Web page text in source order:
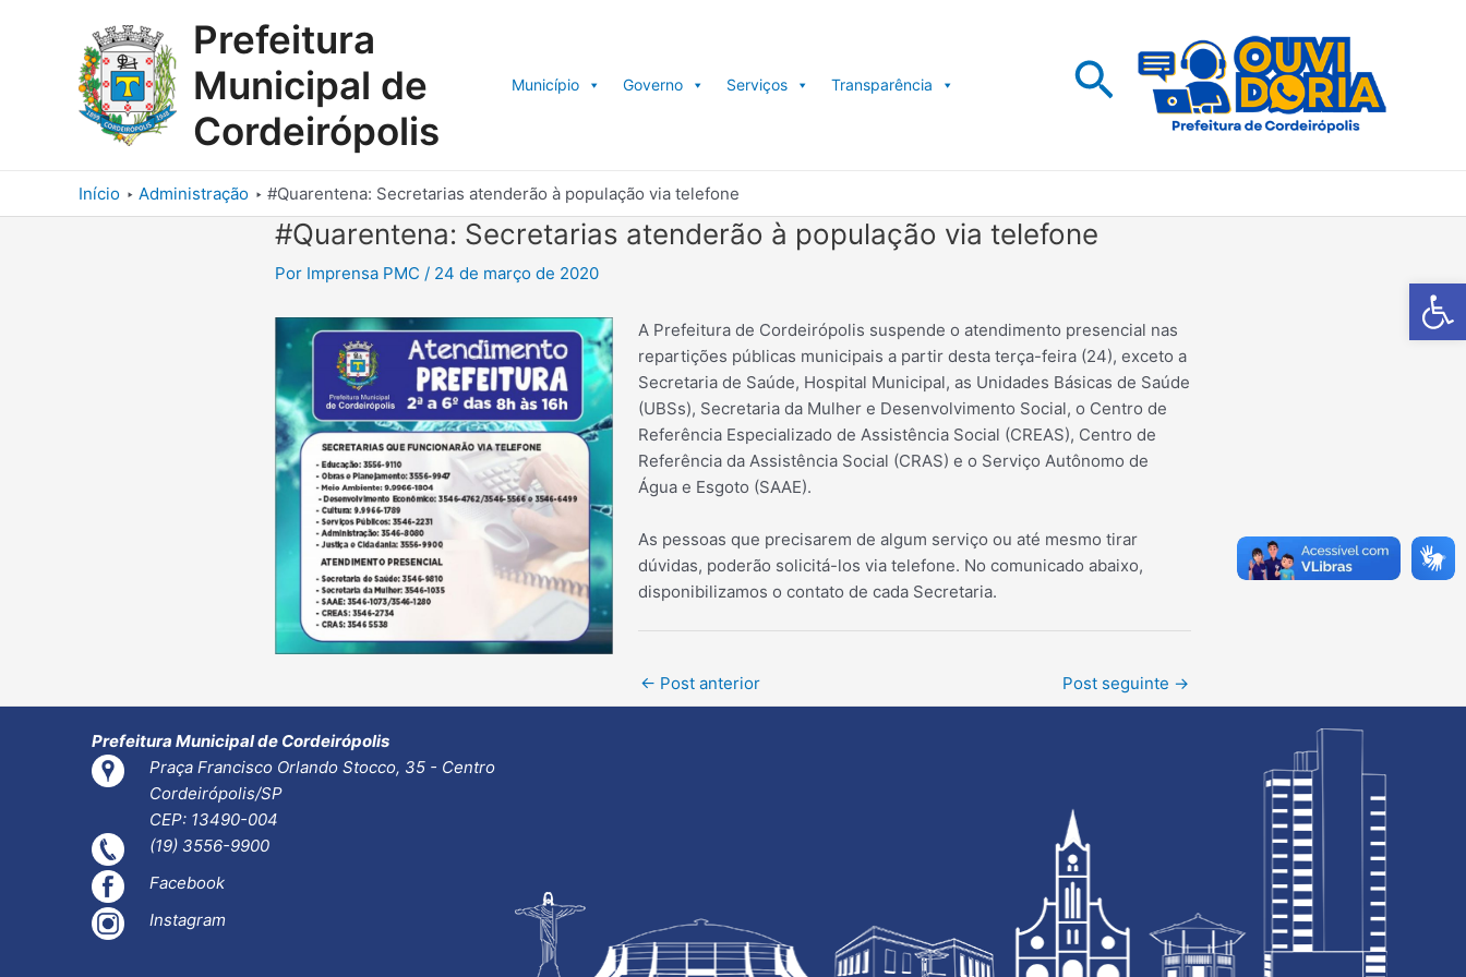
Barra de
Prefeitura
Municipal de
Cordeirópolis
Município Governo Serviços Transparência Pesquisar
Início Administração #Quarentena: Secretarias atenderão à população via telefone
#Quarentena: Secretarias atenderão à população via telefone
Por Imprensa PMC / 24 de março de 2020
A Prefeitura de Cordeirópolis suspende o atendimento presencial nas
repartições públicas municipais a partir desta terça-feira (24), exceto a
Secretaria de Saúde, Hospital Municipal, as Unidades Básicas de Saúde
(UBSs), Secretaria da Mulher e Desenvolvimento Social, o Centro de
Referência Especializado de Assistência Social (CREAS), Centro de
Referência da Assistência Social (CRAS) e o Serviço Autônomo de
Água e Esgoto (SAAE).
As pessoas que precisarem de algum serviço ou até mesmo tirar
dúvidas, poderão solicitá-los via telefone. No comunicado abaixo,
disponibilizamos o contato de cada Secretaria.
Post
← Post anterior Post seguinte →
Prefeitura Municipal de Cordeirópolis
Praça Francisco Orlando Stocco, 35 - Centro
Cordeirópolis/SP
CEP: 13490-004
(19) 3556-9900
Facebook
Instagram